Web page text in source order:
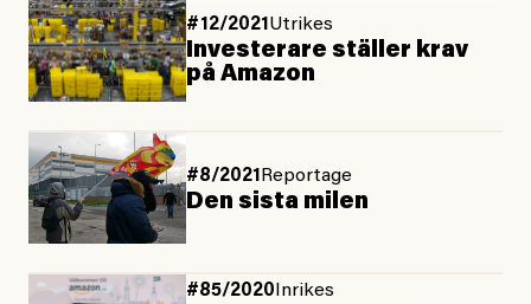
#12/2021Utrikes
Investerare ställer krav
på Amazon
#8/2021 Reportage
Den sista milen
#85/2020Inrikes